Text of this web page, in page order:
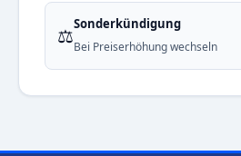
⚖️Sonderkündigung
Bei Preiserhöhung wechseln